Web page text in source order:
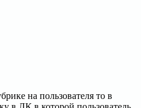
на пользователя то в